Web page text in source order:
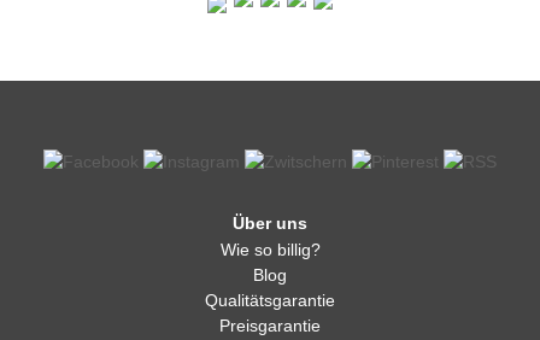
Über uns
Wie so billig?
Blog
Qualitätsgarantie
Preisgarantie